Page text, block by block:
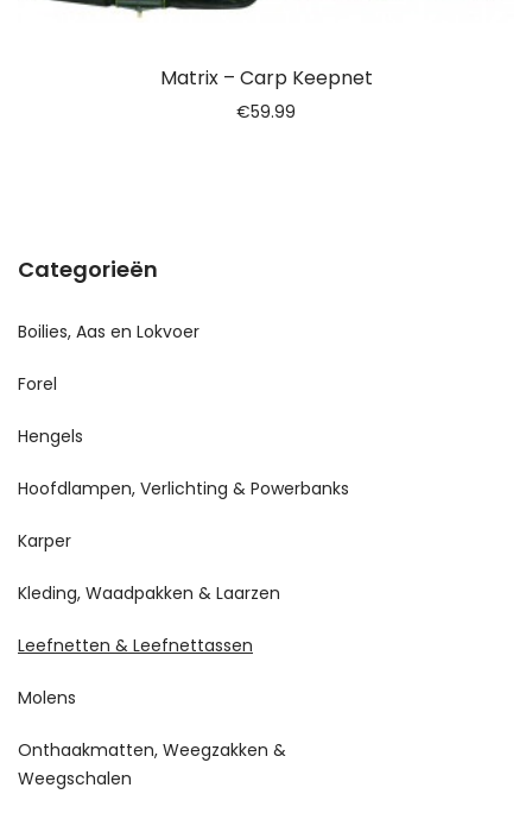
Matrix – Carp Keepnet
€59.99
Categorieën
Boilies, Aas en Lokvoer
Forel
Hengels
Hoofdlampen, Verlichting & Powerbanks
Karper
Kleding, Waadpakken & Laarzen
Leefnetten & Leefnettassen
Molens
Onthaakmatten, Weegzakken &
Weegschalen